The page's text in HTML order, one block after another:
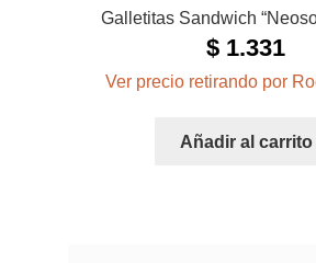
Galletitas Sandwich
$ 1.331
Ver precio retirando por
Añadir al carrito